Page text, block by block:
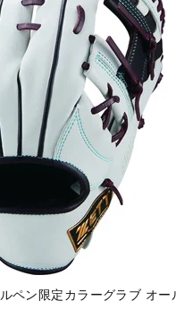
ペン限定カラーグラブ オー